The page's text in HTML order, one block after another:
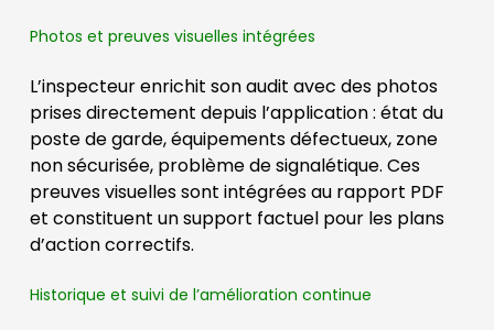
Photos et preuves visuelles intégrées
L’inspecteur enrichit son audit avec des photos
prises directement depuis l’application : état du
poste de garde, équipements défectueux, zone
non sécurisée, problème de signalétique. Ces
preuves visuelles sont intégrées au rapport PDF
et constituent un support factuel pour les plans
d’action correctifs.
Historique et suivi de l’amélioration continue